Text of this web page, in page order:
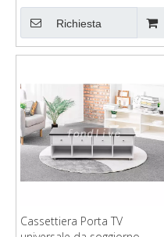
120x45x59cmPacchetto:
pacchetto ordini
postaleCartone: 127*46*18
Richiesta
Cassettiera Porta TV